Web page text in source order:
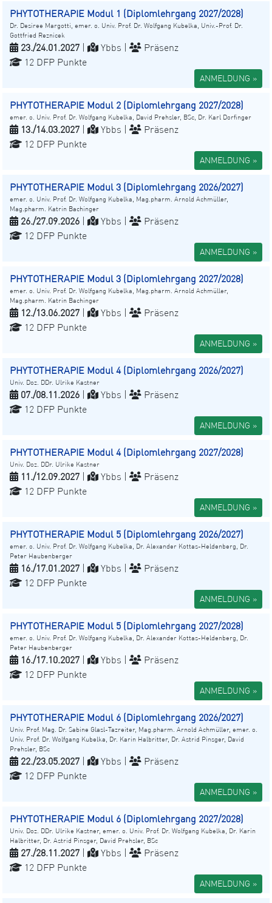
PHYTOTHERAPIE Modul 1 (Diplomlehrgang 2027/2028)
Dr. Desiree Margotti, emer. o. Univ. Prof. Dr. Wolfgang Kubelka, Univ.-Prof. Dr.
Gottfried Reznicek
23./24.01.2027 Ybbs |
Präsenz
12 DFP Punkte
ANMELDUNG »
PHYTOTHERAPIE Modul 2 (Diplomlehrgang 2027/2028)
emer. o. Univ. Prof. Dr. Wolfgang Kubelka, David Prehsler, BSc, Dr. Karl Dorfinger
13./14.03.2027 Ybbs |
Präsenz
12 DFP Punkte
ANMELDUNG »
PHYTOTHERAPIE Modul 3 (Diplomlehrgang 2026/2027)
emer. o. Univ. Prof. Dr. Wolfgang Kubelka, Mag.pharm. Arnold Achmüller,
Mag.pharm. Katrin Bachinger
26./27.09.2026 Ybbs |
Präsenz
12 DFP Punkte
ANMELDUNG »
PHYTOTHERAPIE Modul 3 (Diplomlehrgang 2027/2028)
emer. o. Univ. Prof. Dr. Wolfgang Kubelka, Mag.pharm. Arnold Achmüller,
Mag.pharm. Katrin Bachinger
12./13.06.2027 Ybbs |
Präsenz
12 DFP Punkte
ANMELDUNG »
PHYTOTHERAPIE Modul 4 (Diplomlehrgang 2026/2027)
Univ. Doz. DDr. Ulrike Kastner
07./08.11.2026 Ybbs |
Präsenz
12 DFP Punkte
ANMELDUNG »
PHYTOTHERAPIE Modul 4 (Diplomlehrgang 2027/2028)
Univ. Doz. DDr. Ulrike Kastner
11./12.09.2027 Ybbs |
Präsenz
12 DFP Punkte
ANMELDUNG »
PHYTOTHERAPIE Modul 5 (Diplomlehrgang 2026/2027)
emer. o. Univ. Prof. Dr. Wolfgang Kubelka, Dr. Alexander Kottas-Heldenberg, Dr.
Peter Haubenberger
16./17.01.2027 Ybbs |
Präsenz
12 DFP Punkte
ANMELDUNG »
PHYTOTHERAPIE Modul 5 (Diplomlehrgang 2027/2028)
emer. o. Univ. Prof. Dr. Wolfgang Kubelka, Dr. Alexander Kottas-Heldenberg, Dr.
Peter Haubenberger
16./17.10.2027 Ybbs |
Präsenz
12 DFP Punkte
ANMELDUNG »
PHYTOTHERAPIE Modul 6 (Diplomlehrgang 2026/2027)
Univ. Prof. Mag. Dr. Sabine Glasl-Tazreiter, Mag.pharm. Arnold Achmüller, emer. o.
Univ. Prof. Dr. Wolfgang Kubelka, Dr. Karin Halbritter, Dr. Astrid Pinsger, David
Prehsler, BSc
22./23.05.2027 Ybbs |
Präsenz
12 DFP Punkte
ANMELDUNG »
PHYTOTHERAPIE Modul 6 (Diplomlehrgang 2027/2028)
Univ. Doz. DDr. Ulrike Kastner, emer. o. Univ. Prof. Dr. Wolfgang Kubelka, Dr. Karin
Halbritter, Dr. Astrid Pinsger, David Prehsler, BSc
27./28.11.2027 Ybbs |
Präsenz
12 DFP Punkte
ANMELDUNG »